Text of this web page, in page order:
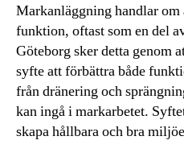
Markanläggning handlar
funktion, oftast som en del
Göteborg sker detta genom
syfte att förbättra både
från dränering och
kan ingå i markarbetet.
skapa hållbara och bra